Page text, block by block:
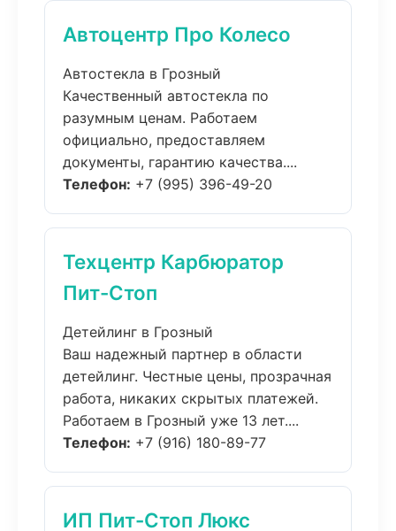
Автоцентр Про Колесо
Автостекла в Грозный
Качественный автостекла по
разумным ценам. Работаем
официально, предоставляем
документы, гарантию качества....
Телефон: +7 (995) 396-49-20
Техцентр Карбюратор
Пит-Стоп
Детейлинг в Грозный
Ваш надежный партнер в области
детейлинг. Честные цены, прозрачная
работа, никаких скрытых платежей.
Работаем в Грозный уже 13 лет....
Телефон: +7 (916) 180-89-77
ИП Пит-Стоп Люкс